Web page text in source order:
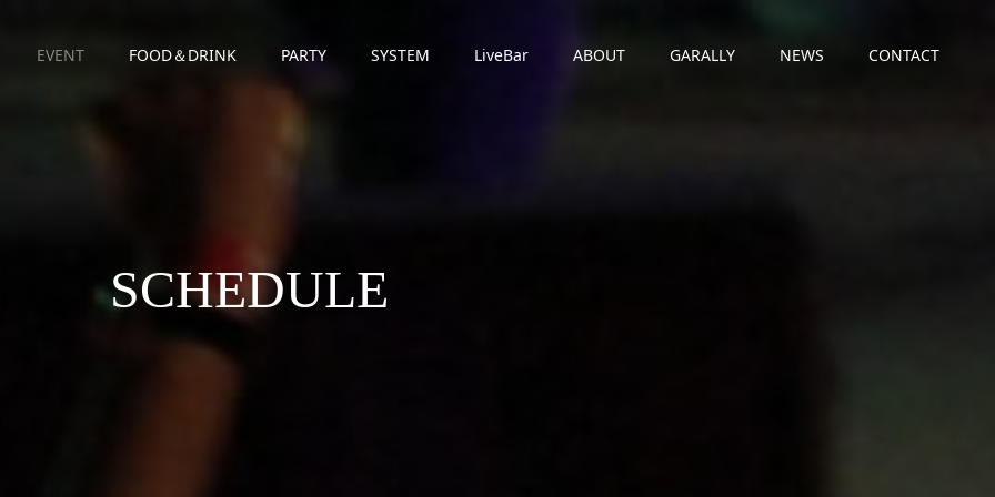
EVENT FOOD＆DRINK PARTY SYSTEM LiveBar ABOUT GARALLY NEWS CONTACT
SCHEDULE